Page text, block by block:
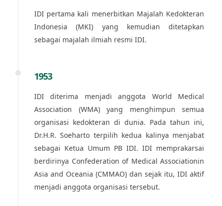
IDI pertama kali menerbitkan Majalah Kedokteran
Indonesia (MKI) yang kemudian ditetapkan
sebagai majalah ilmiah resmi IDI.
1953
IDI diterima menjadi anggota World Medical
Association (WMA) yang menghimpun semua
organisasi kedokteran di dunia. Pada tahun ini,
Dr.H.R. Soeharto terpilih kedua kalinya menjabat
sebagai Ketua Umum PB IDI. IDI memprakarsai
berdirinya Confederation of Medical Associationin
Asia and Oceania (CMMAO) dan sejak itu, IDI aktif
menjadi anggota organisasi tersebut.